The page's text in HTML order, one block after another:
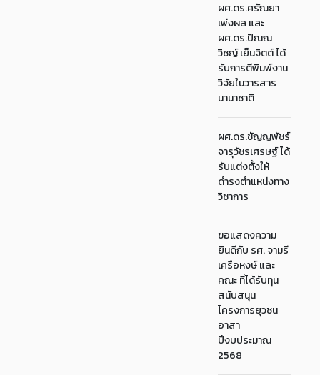
ผศ.ดร.ศรัณยา
เพ่งผล และ
ผศ.ดร.ปัณณ
วิชญ์ เย็นจิตต์ ได้
รับการตีพิมพ์งาน
วิจัยในวารสาร
นานาชาติ
ผศ.ดร.ชัญญพัชร์
จารุวัชรเศรษฐ์ ได้
รับแต่งตั้งให้
ดำรงตำแหน่งทาง
วิชาการ
ขอแสดงความ
ยินดีกับ รศ. จามรี
เครือหงษ์ และ
คณะ ที่ได้รับทุน
สนับสนุน
โครงการยุวชน
อาสา
ปีงบประมาณ
2568